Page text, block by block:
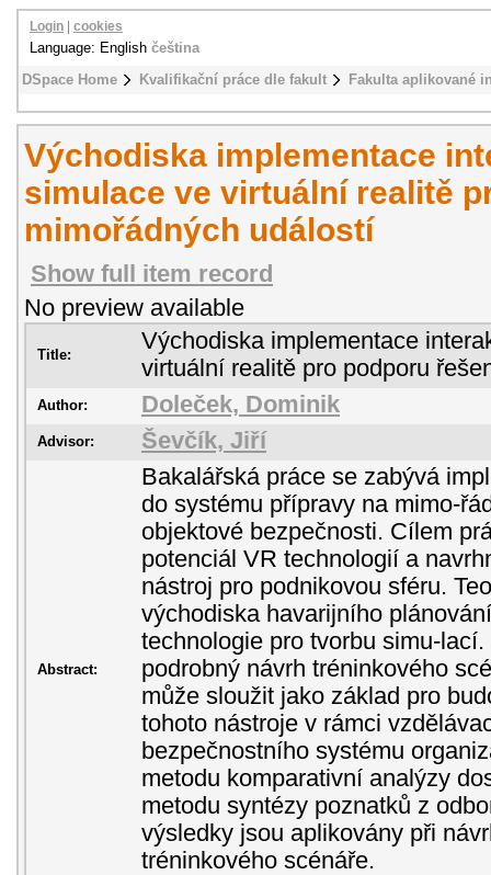
DSpace Home Kvalifikační práce dle fakult Fakulta aplikované
Login cookies
Language: English čeština
Východiska implementace
simulace ve virtuální realitě
mimořádných událostí
Show full item record
No preview available
Title:
Východiska implementace
virtuální realitě pro podporu
Author: Doleček, Dominik
Advisor: Ševčík, Jiří
Abstract:
Bakalářská práce se zabývá
do systému přípravy na mimo-
objektové bezpečnosti. Cílem
potenciál VR technologií a
nástroj pro podnikovou sféru.
východiska havarijního
technologie pro tvorbu simu-
podrobný návrh tréninkového
může sloužit jako základ pro
tohoto nástroje v rámci
bezpečnostního systému
metodu komparativní analýzy
metodu syntézy poznatků z
výsledky jsou aplikovány při
tréninkového scénáře.